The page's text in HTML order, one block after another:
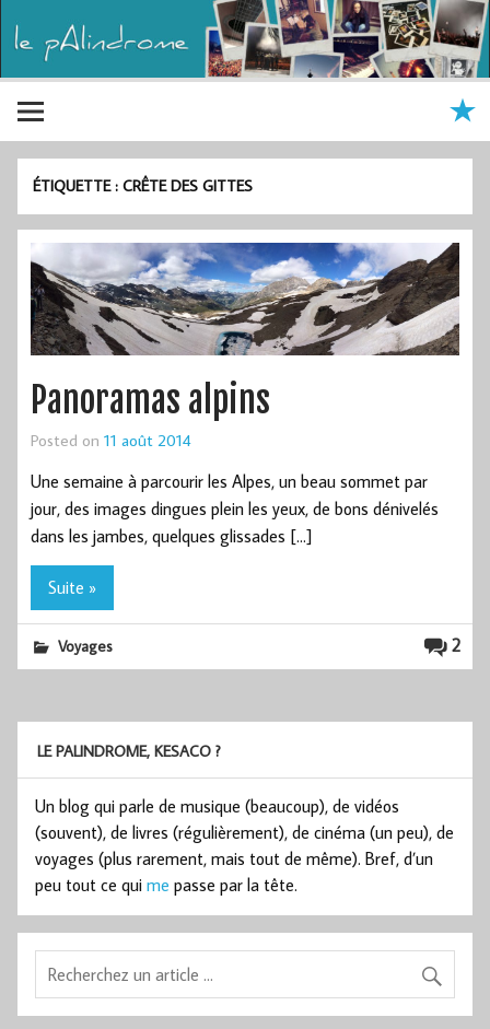
ÉTIQUETTE :CRÊTE DES GITTES
Panoramas alpins
Posted on 11 août 2014
Une semaine à parcourir les Alpes, un beau sommet par
jour, des images dingues plein les yeux, de bons dénivelés
dans les jambes, quelques glissades […]
Suite »
2
Voyages
LE PALINDROME, KESACO ?
Un blog qui parle de musique (beaucoup), de vidéos
(souvent), de livres (régulièrement), de cinéma (un peu), de
voyages (plus rarement, mais tout de même). Bref, d’un
peu tout ce qui me passe par la tête.